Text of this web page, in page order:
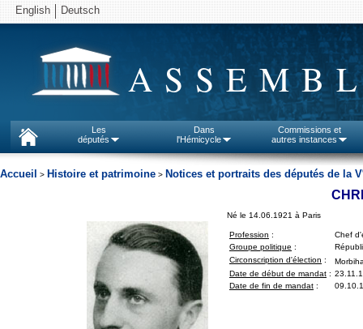
English Deutsch
Les
députés
Dans
l'Hémicycle
Commissions et
autres instances
Accueil > Histoire et patrimoine > Notices et portraits des députés de la V
Né le 14.06.1921 à Paris
Profession :
Chef
Groupe politique :
Circonscription d'élection :
Date de début de mandat :
Date de fin de mandat :